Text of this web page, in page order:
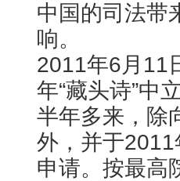
中国的司法带
响。
2011年6月11
年“藏头诗”中
半年多来，除
外，并于
申请。按最高